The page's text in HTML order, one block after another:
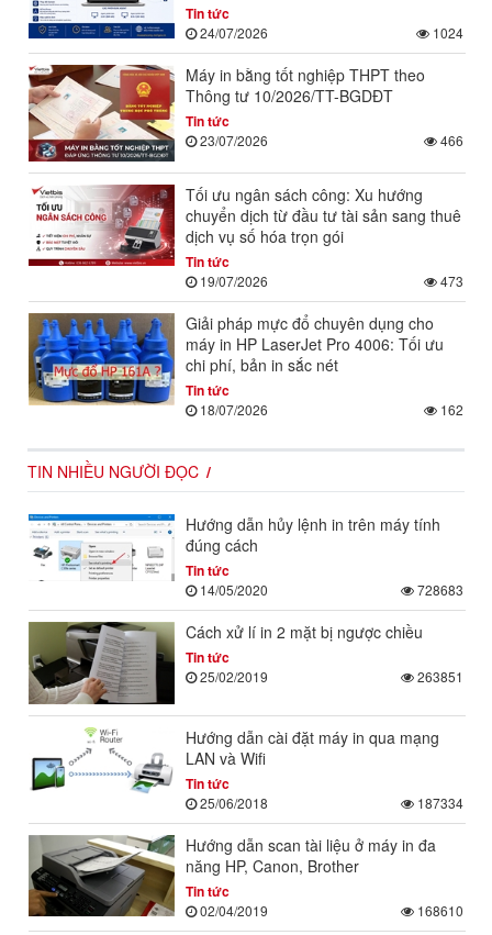
Tin tức
24/07/2026 1024
Máy in bằng tốt nghiệp THPT theo
Thông tư 10/2026/TT-BGDĐT
Tin tức
23/07/2026 466
Tối ưu ngân sách công: Xu hướng
chuyển dịch từ đầu tư tài sản sang thuê
dịch vụ số hóa trọn gói
Tin tức
19/07/2026 473
Giải pháp mực đổ chuyên dụng cho
máy in HP LaserJet Pro 4006: Tối ưu
chi phí, bản in sắc nét
Tin tức
18/07/2026 162
TIN NHIỀU NGƯỜI ĐỌC
Hướng dẫn hủy lệnh in trên máy tính
đúng cách
Tin tức
14/05/2020 728683
Cách xử lí in 2 mặt bị ngược chiều
Tin tức
25/02/2019 263851
Hướng dẫn cài đặt máy in qua mạng
LAN và Wifi
Tin tức
25/06/2018 187334
Hướng dẫn scan tài liệu ở máy in đa
năng HP, Canon, Brother
Tin tức
02/04/2019 168610